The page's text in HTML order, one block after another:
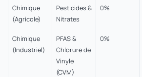
Chimique
(Agricole)
Pesticides &
Nitrates
0%
Chimique
(Industriel)
PFAS &
Chlorure de
Vinyle
(CVM)
0%